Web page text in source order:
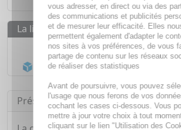
La livraison
Livraison gratuite dès55€
Acheminement Chronopost
Présentation
vous adresser, en direct ou via des
des communications et publicités
et de mesurer leur efficacité. Elles
permettent également d'adapter le
nos sites à vos préférences, de vous
partage de contenu sur les réseaux
de réaliser des statistiques
Avant de poursuivre, vous pouvez
l'usage que nous ferons de vos
cochant les cases ci-dessous. Vous
mettre à jour votre choix à tout
cliquant sur le lien "Utilisation des